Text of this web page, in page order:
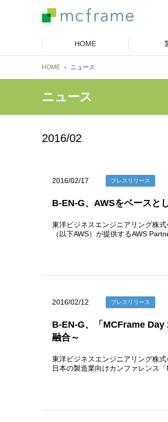
HOME
HOME ニュース
ニュース
2016/02
2016/02/17 プレスリリース
B-EN-G、AWSをベースと
東洋ビジネスエンジニアリング株
（以下AWS）が提供するAWS
2016/02/12 プレスリリース
B-EN-G、「MCFrame
融合～
東洋ビジネスエンジニアリング株
日本の製造業向けカンファレンス